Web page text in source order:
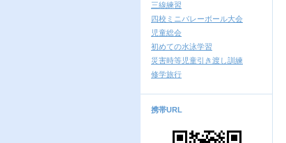
三線練習
四校ミニバレーボール大会
児童総会
初めての水泳学習
災害時等児童引き渡し訓練
修学旅行
携帯URL